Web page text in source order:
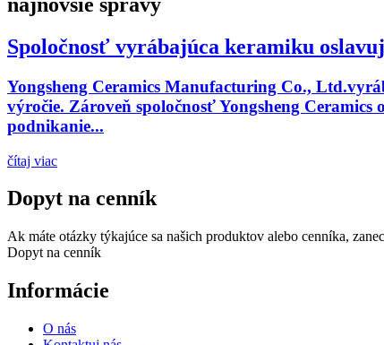
Spoločnosť vyrábajúca keramiku
Yongsheng Ceramics Manufacturing Co.,
výročie. Zároveň spoločnosť Yongsheng
podnikanie...
čítaj viac
Dopyt na cenník
Ak máte otázky týkajúce sa našich produktov alebo cenníka,
Dopyt na cenník
Informácie
O nás